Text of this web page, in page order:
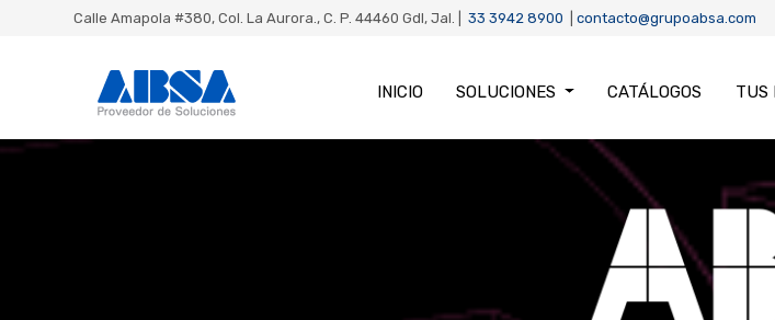
Calle Amapola #380, Col. La Aurora., C. P. 44460 Gdl, Jal. |33 3942 8900 |contacto@grupoabsa.com
INICIO SOLUCIONES CATÁLOGOS TUS